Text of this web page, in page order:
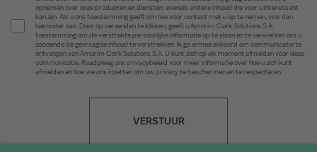
opnemen over onze producten en diensten, evenals andere inhoud die voor u interessant
kan zijn. Als u ons toestemming geeft om hiervoor contact met u op te nemen, vink dan
hieronder aan. Door op verzenden te klikken, geeft u Amorim Cork Solutions S.A.
toestemming om de verstrekte persoonlijke informatie op te slaan en te verwerken om u
zodoende de gevraagde inhoud te verstrekken. Ik ga ermee akkoord om communicatie te
ontvangen van Amorim Cork Solutions S.A. U kunt zich op elk moment afmelden voor deze
communicatie. Raadpleeg ons privacybeleid voor meer informatie over hoe u zich kunt
afmelden en hoe we ons inzetten om uw privacy te beschermen en te respecteren.
VERSTUUR